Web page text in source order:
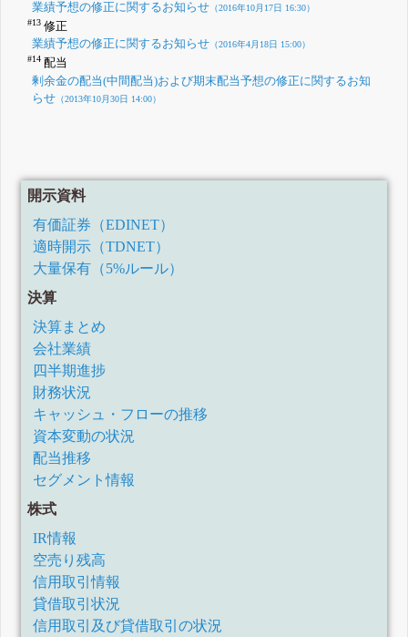
業績予想の修正に関するお知らせ（2016年10月17日 16:30）
#13修正
業績予想の修正に関するお知らせ（2016年4月18日 15:00）
#14配当
剰余金の配当(中間配当)および期末配当予想の修正に関するお知
らせ（2013年10月30日 14:00）
開示資料
有価証券（EDINET）
適時開示（TDNET）
大量保有（5%ルール）
決算
決算まとめ
会社業績
四半期進捗
財務状況
キャッシュ・フローの推移
資本変動の状況
配当推移
セグメント情報
株式
IR情報
空売り残高
信用取引情報
貸借取引状況
信用取引及び貸借取引の状況